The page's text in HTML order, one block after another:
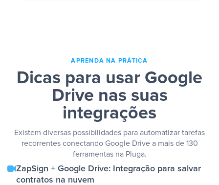
APRENDA NA PRÁTICA
Dicas para usar Google
Drive nas suas
integrações
Existem diversas possibilidades para automatizar tarefas
recorrentes conectando Google Drive a mais de 130
ferramentas na Pluga.
ZapSign + Google Drive: Integração para salvar
contratos na nuvem